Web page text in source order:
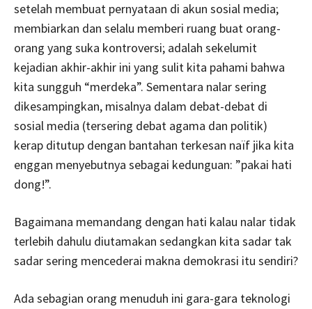
setelah membuat pernyataan di akun sosial media;
membiarkan dan selalu memberi ruang buat orang-
orang yang suka kontroversi; adalah sekelumit
kejadian akhir-akhir ini yang sulit kita pahami bahwa
kita sungguh “merdeka”. Sementara nalar sering
dikesampingkan, misalnya dalam debat-debat di
sosial media (tersering debat agama dan politik)
kerap ditutup dengan bantahan terkesan naïf jika kita
enggan menyebutnya sebagai kedunguan: ”pakai hati
dong!”.
Bagaimana memandang dengan hati kalau nalar tidak
terlebih dahulu diutamakan sedangkan kita sadar tak
sadar sering mencederai makna demokrasi itu sendiri?
Ada sebagian orang menuduh ini gara-gara teknologi